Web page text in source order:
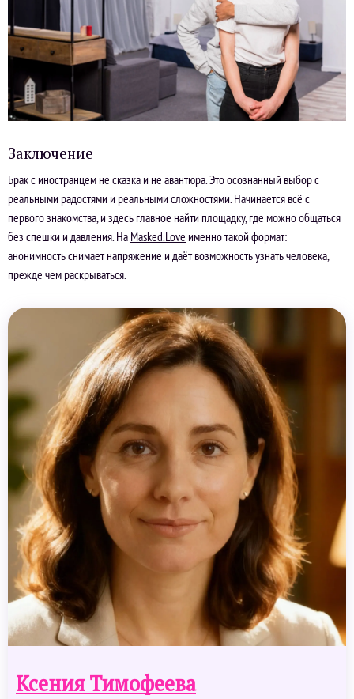
Заключение
Брак с иностранцем не сказка и не авантюра. Это осознанный выбор с
реальными радостями и реальными сложностями. Начинается всё с
первого знакомства, и здесь главное найти площадку, где можно общаться
без спешки и давления. На Masked.Love именно такой формат:
анонимность снимает напряжение и даёт возможность узнать человека,
прежде чем раскрываться.
Ксения Тимофеева